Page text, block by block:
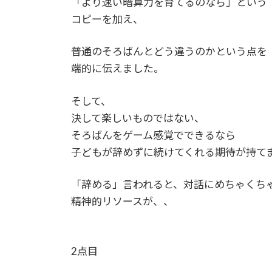
コピーを加え、
普通のそろばんとどう違うのかという点を
端的に伝えました。
そして、
決して楽しいものではない、
そろばんをゲーム感覚でできるなら
子どもが辞めずに続けてくれる期待が持てま
「辞める」言われると、対話にめちゃくち
精神的リソースが、、
2点目